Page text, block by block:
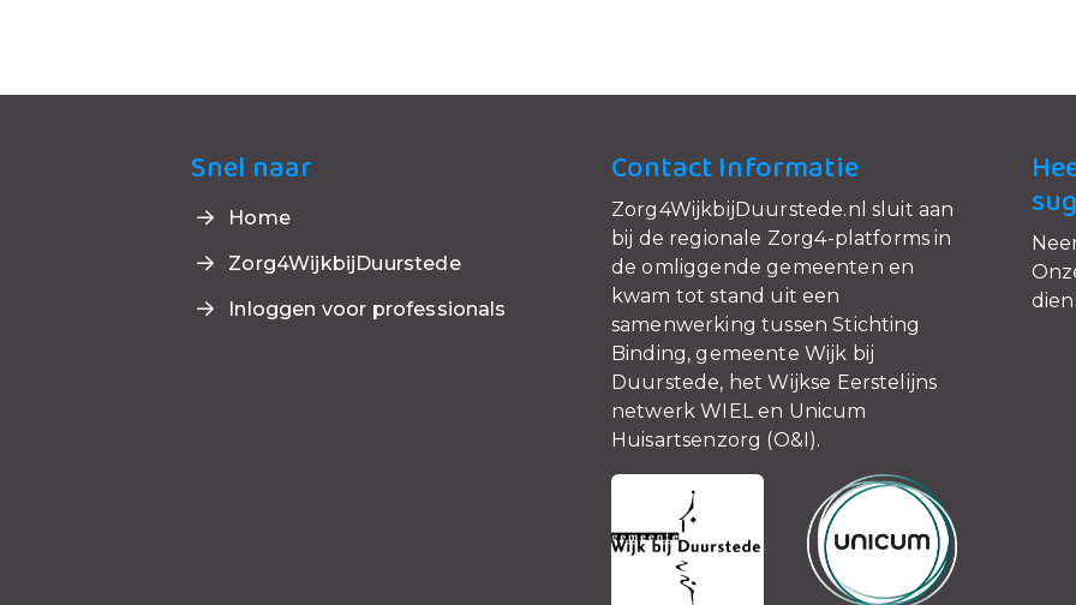
Snel naar
Home
Zorg4WijkbijDuurstede
Inloggen voor professionals
Contact Informatie
Zorg4WijkbijDuurstede.nl sluit aan
bij de regionale Zorg4-platforms in
de omliggende gemeenten en
kwam tot stand uit een
samenwerking tussen Stichting
Binding, gemeente Wijk bij
Duurstede, het Wijkse Eerstelijns
netwerk WIEL en Unicum
Huisartsenzorg (O&I).